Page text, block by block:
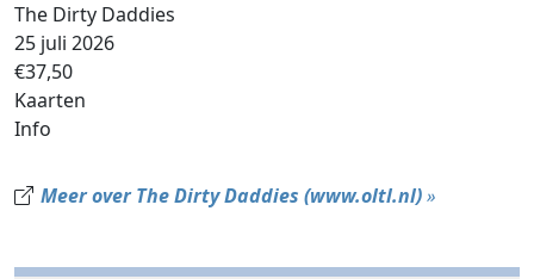
The Dirty Daddies
25 juli 2026
€37,50
Kaarten
Info
Meer over The Dirty Daddies (www.oltl.nl)»